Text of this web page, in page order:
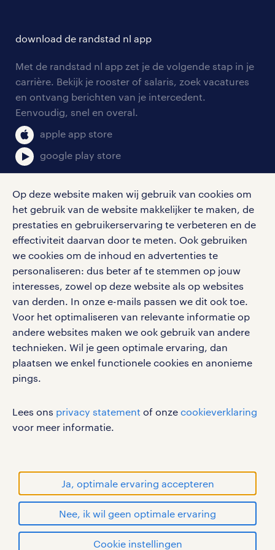
Op deze website maken wij gebruik van cookies om
het gebruik van de website makkelijker te maken, de
prestaties en gebruikerservaring te verbeteren en de
effectiviteit daarvan door te meten. Ook gebruiken
we cookies om de inhoud en advertenties te
personaliseren: dus beter af te stemmen op jouw
interesses, zowel op deze website als op websites
van derden. In onze e-mails passen we dit ook toe.
Voor het optimaliseren van relevante informatie op
andere websites maken we ook gebruik van andere
technieken. Wil je geen optimale ervaring, dan
plaatsen we enkel functionele cookies en anonieme
pings.
Lees ons privacy statement of onze cookieverklaring
voor meer informatie.
Ja, optimale ervaring accepteren
Nee, ik wil geen optimale ervaring
Cookie instellingen
tarieven
personeel gezocht
aanmelden nieuwsbrief
solliciteren
blogs en artikelen
salarischecker
bruto-netto calculator
onze vestigingen
pers
download de randstad nl app
Met de randstad nl app zet je de volgende stap in je
carrière. Bekijk je rooster of salaris, zoek vacatures
en ontvang berichten van je intercedent.
Eenvoudig, snel en overal.
apple app store
google play store
social media
Volg ons voor de leukste content omtrent
vacatures, solliciteren en inspiratie.
werken bij randstad
gebruikersvoorwaarden
privacystatement
cookies
handelsmerken van Randstad N.V.
© Randstad 2026